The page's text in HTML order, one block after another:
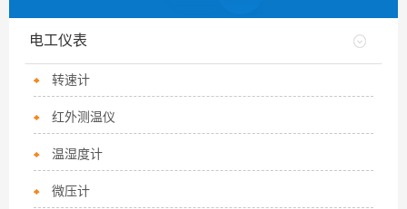
电工仪表
转速计
红外测温仪
温湿度计
微压计